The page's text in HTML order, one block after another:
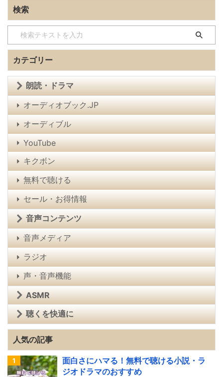
検索
カテゴリー
朗読・ドラマ
オーディオブック.JP
オーディブル
YouTube
キクボン
無料で聴ける
セール・お得情報
音声コンテンツ
音声メディア
ラジオ
声・音声機能
ASMR
聴くを快適に
人気の記事
面白さにハマる！無料で聴ける小説・ラ
ジオドラマのおすすめ